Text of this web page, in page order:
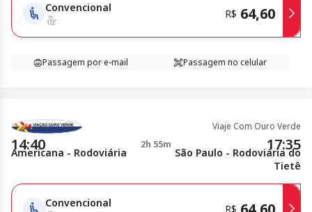
Convencional R$ 64,60
Passagem por e-mail Passagem no celular
Viaje Com Ouro Verde
14:40 2h 55m 17:35
Americana - Rodoviária
São Paulo - Rodoviária do
Tietê
Convencional R$